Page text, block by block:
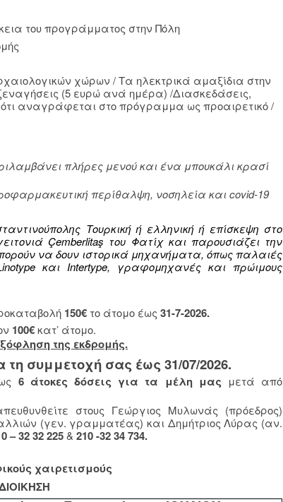
του προγράμματος στην Πόλη
χώρων / Τα ηλεκτρικά αμαξίδια στην
(5 ευρώ ανά ημέρα) /Διασκεδάσεις,
αναγράφεται στο πρόγραμμα ως προαιρετικό /
πλήρες μενού και ένα μπουκάλι κρασί
περίθαλψη, νοσηλεία και covid-19
Τουρκική ή ελληνική ή επίσκεψη στο
Çemberlitaş του Φατίχ και παρουσιάζει την
να δουν ιστορικά μηχανήματα, όπως παλαιές
και Intertype, γραφομηχανές και πρώιμους
150€ το άτομο έως 31-7-2026.
100€κατ’ άτομο.
της εκδρομής.
συμμετοχή σας έως 31/07/2026.
6 άτοκες δόσεις για τα μέλη μας μετά από
στους Γεώργιος Μυλωνάς (πρόεδρος)
(γεν. γραμματέας) και Δημήτριος Λύρας (αν.
– 32 32 225& 210 -32 34 734.
χαιρετισμούς